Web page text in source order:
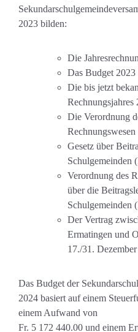
2023 bilden:
Die
Das Budget 2023
Die bis jetzt
Rechnungsjahres
Die Verordnung
Rechnungswesen
Gesetz über
Schulgemeinden
Verordnung des
über die
Schulgemeinden
Der Vertrag
Ermatingen und
17./31.
Das Budget der
2024 basiert auf einem
einem Aufwand von
Fr. 5 172 440.00 und einem